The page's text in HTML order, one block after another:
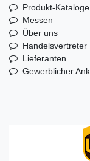
Produkt-Kataloge
Messen
Über uns
Handelsvertreter
Lieferanten
Gewerblicher